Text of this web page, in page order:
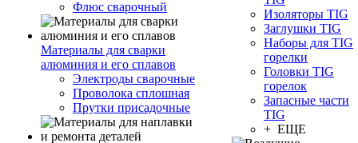
Флюс сварочный
Материалы для сварки
алюминия и его сплавов
Электроды сварочные
Проволока сплошная
Прутки присадочные
Изоляторы TIG
Заглушки TIG
Наборы для TIG
горелки
Головки TIG
горелок
Запасные части
TIG
+ ЕЩЕ